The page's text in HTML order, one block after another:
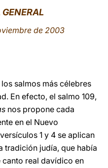
de 2003
salmos más célebres
En efecto, el salmo 109,
nos propone cada
en el Nuevo
1 y 4 se aplican
tradición judía, que había
real davídico en